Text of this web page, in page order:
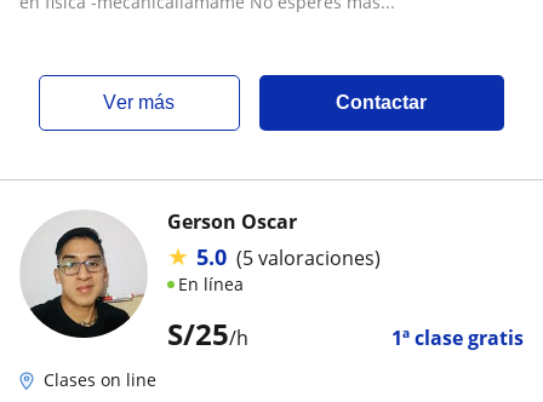
ver más Contactar
S/25/h 1ª clase gratis
Gerson Oscar
★ 5.0 (5 valoraciones)
En línea
Clases on line